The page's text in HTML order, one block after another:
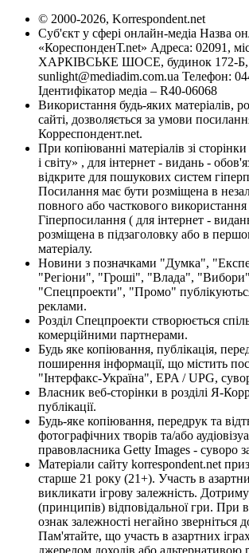
© 2000-2026, Korrespondent.net
Суб'єкт у сфері онлайн-медіа Назва
«КореспонденТ.net» Адреса: 02091,
ХАРКІВСЬКЕ ШОСЕ, будинок 172-Б,
sunlight@mediadim.com.ua Телефон:
Ідентифікатор медіа – R40-06068
Використання будь-яких матеріалів,
сайті, дозволяється за умови
Корреспондент.net.
При копіюванні матеріалів зі
і світу» , для інтернет - видань -
відкрите для пошукових систем
Посилання має бути розміщена в
повного або часткового використання
Гіперпосилання ( для інтернет -
розміщена в підзаголовку або в
матеріалу.
Новини з позначками "Думка",
"Регіони", "Гроші", "Влада",
"Спецпроекти", "Промо"
реклами.
Розділ Спецпроекти створюється
комерційними партнерами.
Будь яке копіювання, публікація,
поширення інформації, що містить
"Інтерфакс-Україна", EPA / UPG,
Власник веб-сторінки в розділі Я-
публікації.
Будь-яке копіювання, передрук та
фотографічних творів та/або
правовласника Getty Images - суворо
Матеріали сайту korrespondent.net
старше 21 року (21+). Участь в
викликати ігрову залежність.
(принципів) відповідальної гри. При
ознак залежності негайно зверніться
Пам'ятайте, що участь в азартних